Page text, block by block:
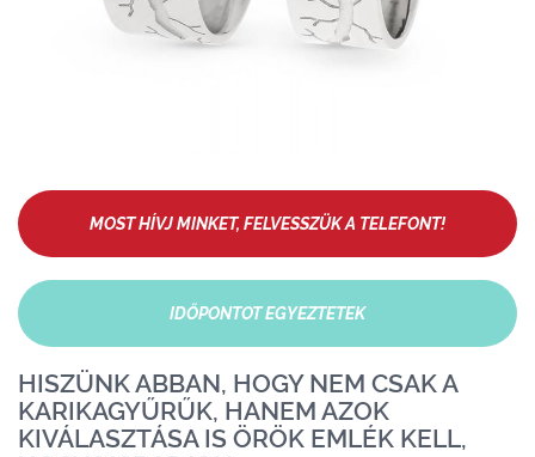
MOST HÍVJ MINKET, FELVESSZÜK A TELEFONT!
IDŐPONTOT EGYEZTETEK
HISZÜNK ABBAN, HOGY NEM CSAK A
KARIKAGYŰRŰK, HANEM AZOK
KIVÁLASZTÁSA IS ÖRÖK EMLÉK KELL,